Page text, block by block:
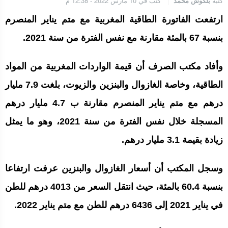
الجامعة الملكية المغربية للكيك بوكسنغ تعرب عن ارتياحها للتجاوب
الإيجابي للمجلس الأعلى للحسابات
الرباط.. إطلاق مشروع إزالة المواد الكيميائية الخطرة من سلسلة إمداد
قطاع البناء بالمغرب
ارتفعت الفاتورة الطاقية المغربية مع متم يناير المنصرم
بنسبة 67 بالمئة مقارنة مع نفس الفترة من سنة 2021.
وأفاد مكتب الصرف أن قيمة الواردات المغربية من المواد
الطاقية، وخاصة الغازوال والبنزين والزيوت، بلغت 7.9 مليار
درهم مع متم يناير المنصرم مقارنة ب 4.7 مليار درهم
المسجلة خلال نفس الفترة من سنة 2021، وهو ما يمثل
زيادة بقيمة 3.1 مليار درهم.
وسجل المكتب أن أسعار الغازوال والبنزين عرفت ارتفاعا
بنسبة 60.4 بالمئة، حيث انتقل السعر من 4013 درهم للطن
في يناير 2021 إلى 6436 درهم للطن مع متم يناير 2022.